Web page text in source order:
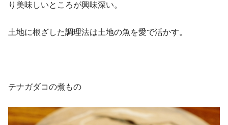
り美味しいところが興味深い。
土地に根ざした調理法は土地の魚を愛で活かす。
テナガダコの煮もの